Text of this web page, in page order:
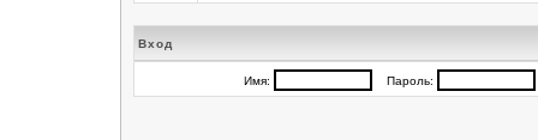
Вход
Имя: Пароль: